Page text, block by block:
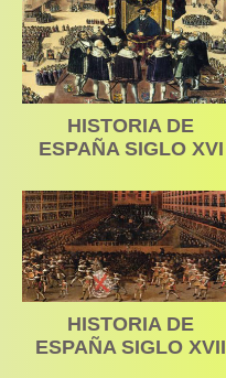
HISTORIA DE
ESPAÑA SIGLO XVI
HISTORIA DE
ESPAÑA SIGLO XVII